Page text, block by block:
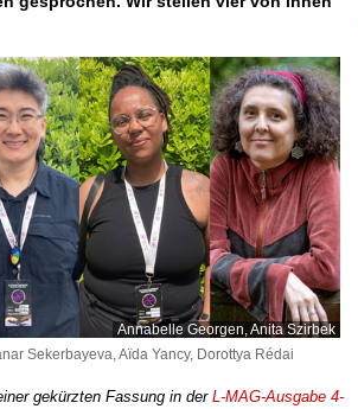
Annabelle Georgen, Anita Szirbek
Sekerbayeva, Aïda Yancy, Dorottya Rédai
gekürzten Fassung in der L-MAG-Ausgabe 4-